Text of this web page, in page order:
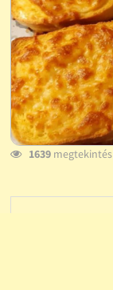
1639megtekintés